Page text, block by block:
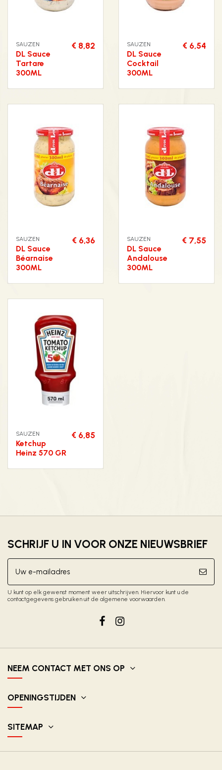
SAUZEN
DL Sauce
Tartare
300ML
€ 8,82 SAUZEN
DL Sauce
Cocktail
300ML
€ 6,54
SAUZEN
DL Sauce
Béarnaise
300ML
€ 6,36 SAUZEN
DL Sauce
Andalouse
300ML
€ 7,55
SAUZEN
Ketchup
Heinz 570 GR
€ 6,85
SCHRIJF U IN VOOR ONZE NIEUWSBRIEF
U kunt op elk gewenst moment weer uitschrijven. Hiervoor kunt u de
contactgegevens gebruiken uit de algemene voorwaarden.
NEEM CONTACT MET ONS OP
OPENINGSTIJDEN
SITEMAP